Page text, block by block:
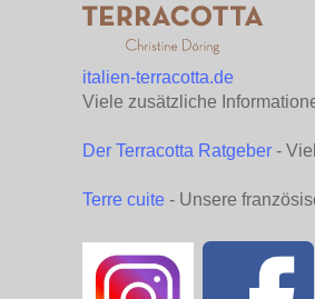
italien-terracotta.de
Viele zusätzliche
Der Terracotta Ratgeber -
Terre cuite - Unsere